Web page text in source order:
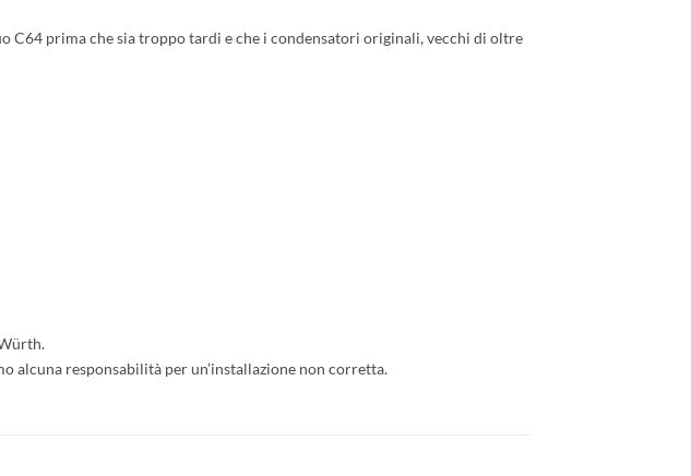
C64 prima che sia troppo tardi e che i condensatori originali, vecchi di oltre
alcuna responsabilità per un’installazione non corretta.